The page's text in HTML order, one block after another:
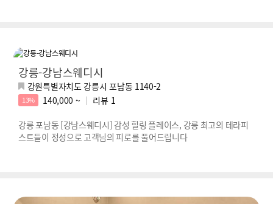
강릉-강남스웨디시
강원특별자치도 강릉시 포남동 1140-2
13% 140,000 ~ 리뷰 1
강릉 포남동 [강남스웨디시] 감성 힐링 플레이스, 강릉 최고의 테라피
스트들이 정성으로 고객님의 피로를 풀어드립니다